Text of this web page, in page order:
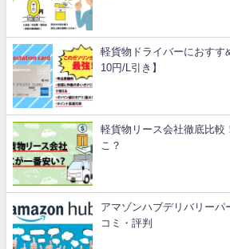
軽貨物ドライバーにおすす
10円/L引き】
軽貨物リース会社徹底比較
こ？
アマゾンハブデリバリーパ
コミ・評判